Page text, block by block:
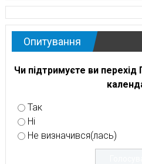
Опитування
Чи підтримуєте ви
Так
Ні
Не визначився(лась)